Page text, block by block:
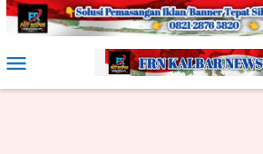
Loncat
Mobile